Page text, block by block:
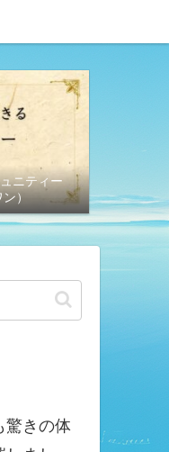
ニティー
ン）
驚きの体